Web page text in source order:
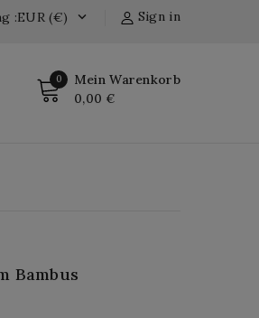
Sign in
:EUR (€) 
0 Mein Warenkorb
0,00 €
Bambus